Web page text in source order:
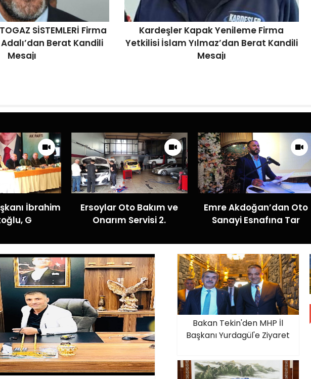
SİSTEMLERİ Firma
Berat Kandili
Mesajı
Kardeşler Kapak Yenileme Firma
Yetkilisi İslam Yılmaz’dan Berat Kandili
Mesajı
İbrahim
G
Ersoylar Oto Bakım ve
Onarım Servisi 2.
Emre Akdoğan’dan Oto
Sanayi Esnafına Tar
AUTO 2.
AÇILDI
Bakan Tekin'den MHP İl
Başkanı Yurdagül'e Ziyaret